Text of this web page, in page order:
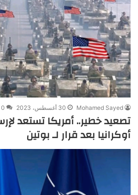
Mohamed Sayed 30 أغسطس، 2023 0
تصعيد خطير.. أمريكا تستعد
أوكرانيا بعد قرار لـ بوتين